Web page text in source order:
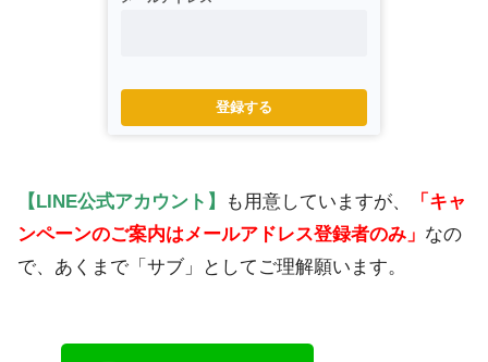
登録する
【LINE公式アカウント】 も用意していますが、
「キャ
ンペーンのご案内はメールアドレス登録者のみ」 なの
で、あくまで「サブ」としてご理解願います。